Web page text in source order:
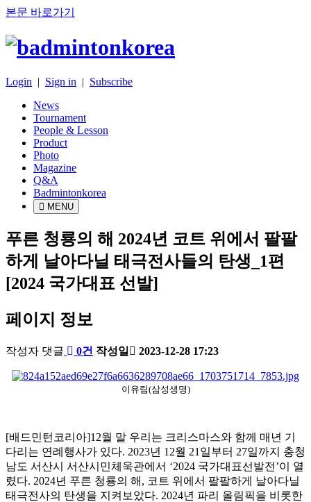
본문 바로가기
Login | Sign in | Subscribe
News
Tournament
People & Lesson
Product
Photo
Magazine
Q&A
Badmintonkorea
MENU
news
푸른 청룡의 해 2024년 코트 위에서 팔팔
하게 날아다닐 태극전사들의 탄생_1편
[2024 국가대표 선발]
페이지 정보
작성자배
민
아
댓글 0건 작성일 2023-12-28 17:23
본
이유림(삼성생명)
[배드민턴코리아]12월 말 우리는 크리스마스와 함께 매년 기
다리는 연례행사가 있다. 2023년 12월 21 일부터 27일까지 충청
남도 서산시 서산시민체욱관에서 ‘2024 국가대표선발전 ’이 열
렸다. 2024년 푸른 청룡의 해 , 코트 위에서 팔팔하게 날아다닐
태극전사의 탄생을 지켜보았다. 2024년 파리 올림픽을 비롯한